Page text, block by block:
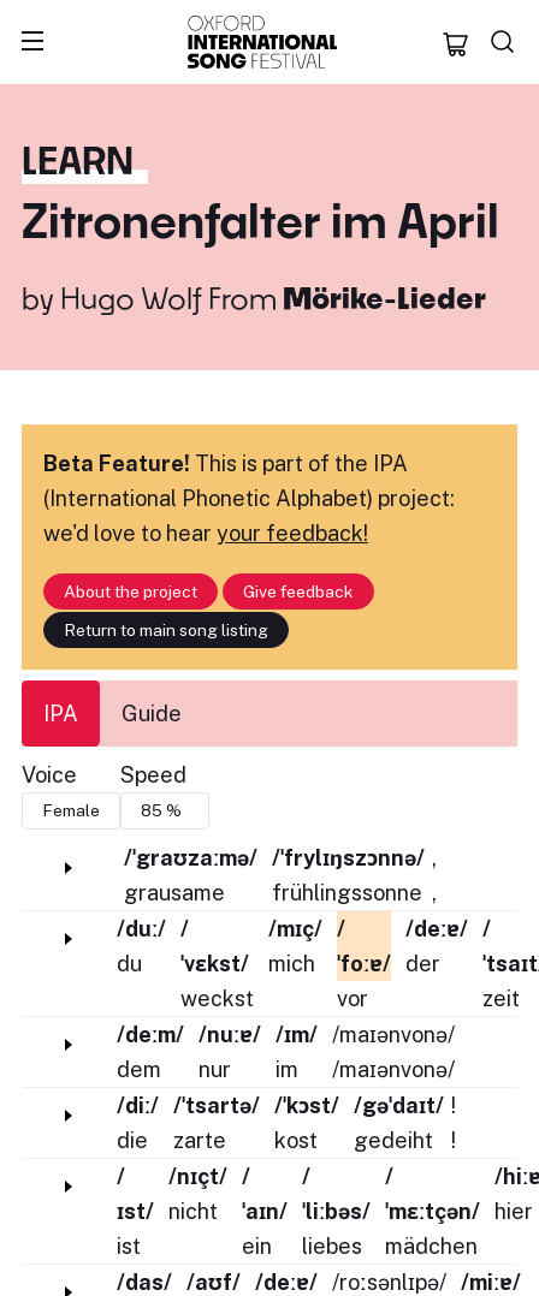
Oxford
LEARN
Zitronenfalter im April
by Hugo Wolf From Mörike-Lieder
Beta Feature! This is part of the IPA
(International Phonetic Alphabet) project:
we'd love to hear your feedback!
About the project
Give feedback
Return to main song listing
IPA Guide
Voice Speed
/ˈgraʊzaːmə/
grausame
/ˈfrylɪŋszɔnnə/
frühlingssonne
,
,
/duː/
du
/
ˈvɛkst/
weckst
/mɪç/
mich
/
ˈfoːɐ/
vor
/deːɐ/
der
/
zeit
/deːm/
dem
/nuːɐ/
nur
/ɪm/
im
/maɪənvonə/
/maɪənvonə/
/diː/
die
/ˈtsartə/
zarte
/ˈkɔst/
kost
/gəˈdaɪt/
gedeiht
!
!
/
ɪst/
ist
/nɪçt/
nicht
/
ˈaɪn/
ein
/
ˈliːbəs/
liebes
/
ˈmɛːtçən/
mädchen
/
hier
/das/ /aʊf/ /deːɐ/ /roːsənlɪpə/ /miːɐ/